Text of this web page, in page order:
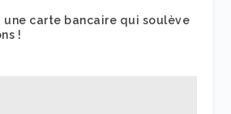
une carte bancaire qui soulève
!